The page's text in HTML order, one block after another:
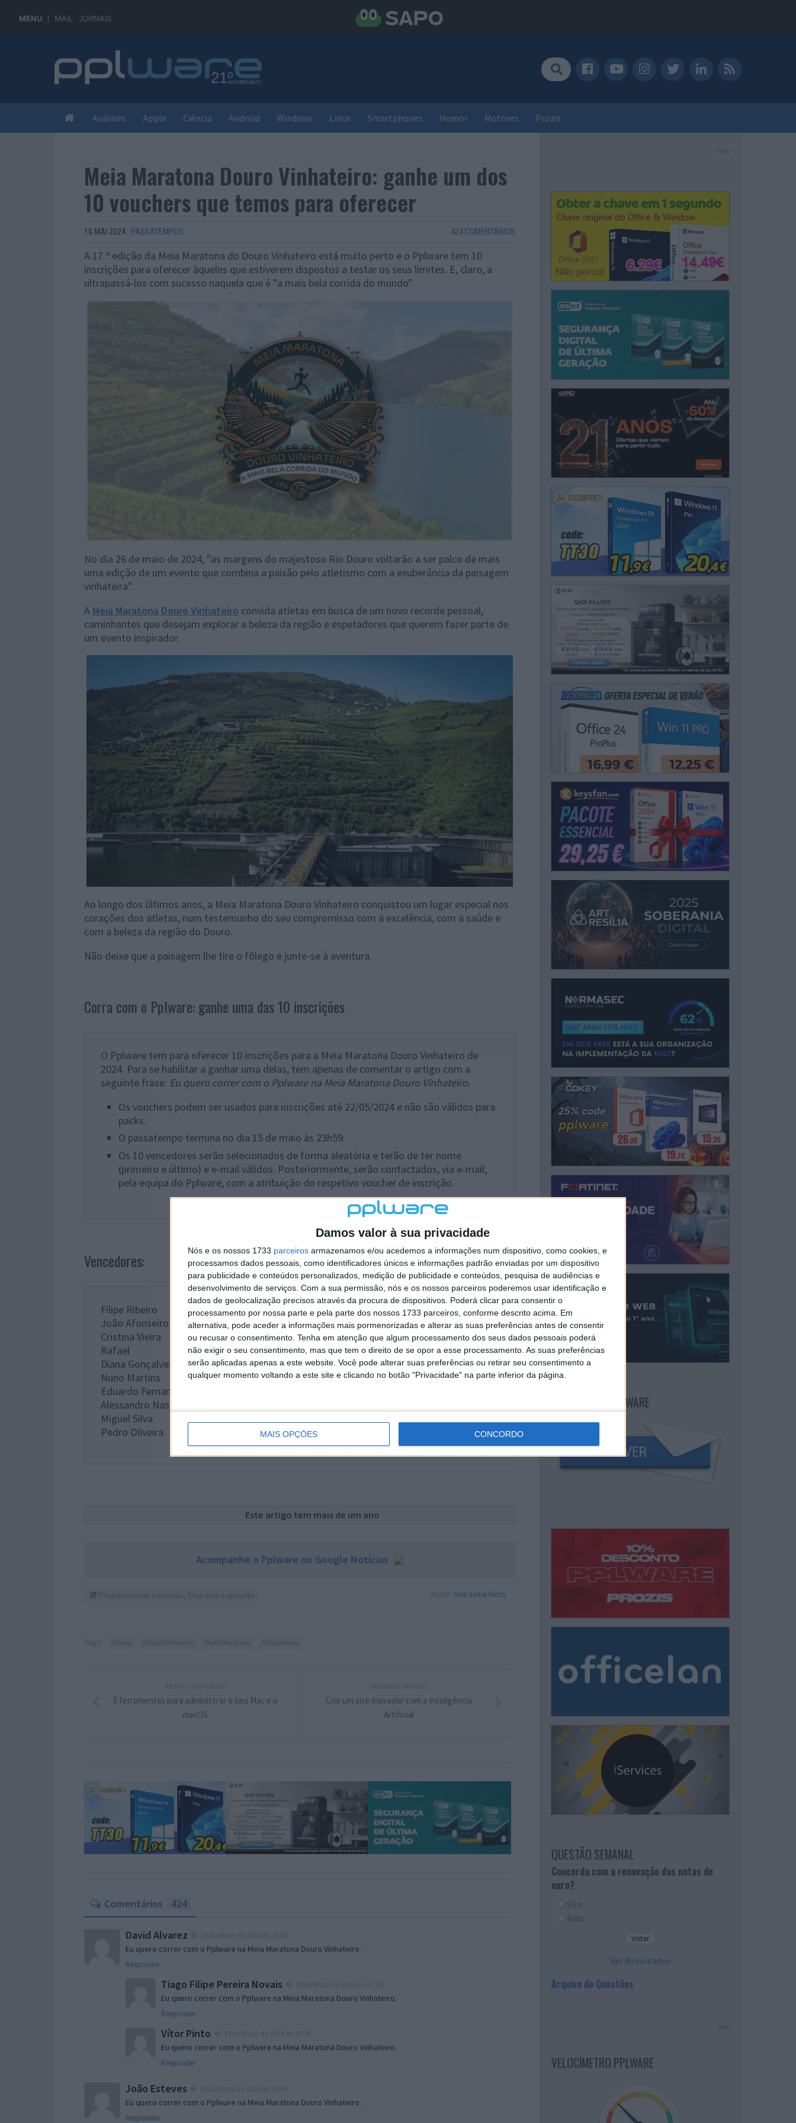
Damos valor à sua privacidade
Nós e os nossos 1733 parceiros armazenamos e/ou acedemos a informações num dispositivo, como cookies, e
processamos dados pessoais, como identificadores únicos e informações padrão enviadas por um dispositivo
para publicidade e conteúdos personalizados, medição de publicidade e conteúdos, pesquisa de audiências e
desenvolvimento de serviços. Com a sua permissão, nós e os nossos parceiros poderemos usar identificação e
dados de geolocalização precisos através da procura de dispositivos. Poderá clicar para consentir o
processamento por nossa parte e pela parte dos nossos 1733 parceiros, conforme descrito acima. Em
alternativa, pode aceder a informações mais pormenorizadas e alterar as suas preferências antes de consentir
ou recusar o consentimento. Tenha em atenção que algum processamento dos seus dados pessoais poderá
não exigir o seu consentimento, mas que tem o direito de se opor a esse processamento. As suas preferências
serão aplicadas apenas a este website. Você pode alterar suas preferências ou retirar seu consentimento a
qualquer momento voltando a este site e clicando no botão "Privacidade" na parte inferior da página.
MAIS OPÇÕES CONCORDO
MENU MAIL JORNAIS
Análises Apple Ciência Android Windows Linux Smartphones Humor Motores Prozis
Meia Maratona Douro Vinhateiro: ganhe um dos
10 vouchers que temos para oferecer
10 MAI 2024 · PASSATEMPOS 424 COMENTÁRIOS
A 17.ª edição da Meia Maratona do Douro Vinhateiro está muito perto e o Pplware tem 10
inscrições para oferecer àqueles que estiverem dispostos a testar os seus limites. E, claro, a
ultrapassá-los com sucesso naquela que é "a mais bela corrida do mundo".
No dia 26 de maio de 2024, "as margens do majestoso Rio Douro voltarão a ser palco de mais
uma edição de um evento que combina a paixão pelo atletismo com a exuberância da paisagem
vinhateira".
A Meia Maratona Douro Vinhateiro convida atletas em busca de um novo recorde pessoal,
caminhantes que desejam explorar a beleza da região e espetadores que querem fazer parte de
um evento inspirador.
Ao longo dos últimos anos, a Meia Maratona Douro Vinhateiro conquistou um lugar especial nos
corações dos atletas, num testemunho do seu compromisso com a excelência, com a saúde e
com a beleza da região do Douro.
Não deixe que a paisagem lhe tire o fôlego e junte-se à aventura.
Corra com o Pplware: ganhe uma das 10 inscrições
O Pplware tem para oferecer 10 inscrições para a Meia Maratona Douro Vinhateiro de
2024. Para se habilitar a ganhar uma delas, tem apenas de comentar o artigo com a
seguinte frase: Eu quero correr com o Pplware na Meia Maratona Douro Vinhateiro.
Os vouchers podem ser usados para inscrições até 22/05/2024 e não são válidos para
packs.
O passatempo termina no dia 15 de maio às 23h59.
Os 10 vencedores serão selecionados de forma aleatória e terão de ter nome
(primeiro e último) e e-mail válidos. Posteriormente, serão contactados, via e-mail,
pela equipa do Pplware, com a atribuição do respetivo voucher de inscrição.
Vencedores:
Filipe Ribeiro
João Afonseiro
Cristina Vieira
Rafael
Diana Gonçalves
Nuno Martins
Eduardo Fernandes
Alessandro Nascimento
Miguel Silva
Pedro Oliveira
Este artigo tem mais de um ano
Acompanhe o Pplware no Google Notícias
Autor: Ana Sofia Neto
Tags:
Crie um site Inovador com a Inteligência
Artificial
5 ferramentas para administrar o seu Mac e o
macOS
Comentários 424
David Alvarez
Eu quero correr com o Pplware na Meia Maratona Douro Vinhateiro.
Responder
Tiago Filipe Pereira Novais
Eu quero correr com o Pplware na Meia Maratona Douro Vinhateiro.
Responder
Vítor Pinto
Eu quero correr com o Pplware na Meia Maratona Douro Vinhateiro.
Responder
João Esteves
Eu quero correr com o Pplware na Meia Maratona Douro Vinhateiro.
Responder
PUB
NEWSLETTER PPLWARE
QUESTÃO SEMANAL
Concorda com a renovação das notas de
euro?
Sim
Não
Ver Resultados
Arquivo de Questões
PUB
VELOCÍMETRO PPLWARE